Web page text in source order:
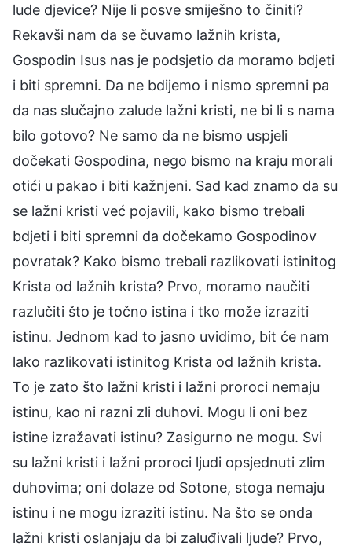
lude djevice? Nije li posve smiješno to činiti?
Rekavši nam da se čuvamo lažnih krista,
Gospodin Isus nas je podsjetio da moramo bdjeti
i biti spremni. Da ne bdijemo i nismo spremni pa
da nas slučajno zalude lažni kristi, ne bi li s nama
bilo gotovo? Ne samo da ne bismo uspjeli
dočekati Gospodina, nego bismo na kraju morali
otići u pakao i biti kažnjeni. Sad kad znamo da su
se lažni kristi već pojavili, kako bismo trebali
bdjeti i biti spremni da dočekamo Gospodinov
povratak? Kako bismo trebali razlikovati istinitog
Krista od lažnih krista? Prvo, moramo naučiti
razlučiti što je točno istina i tko može izraziti
istinu. Jednom kad to jasno uvidimo, bit će nam
lako razlikovati istinitog Krista od lažnih krista.
To je zato što lažni kristi i lažni proroci nemaju
istinu, kao ni razni zli duhovi. Mogu li oni bez
istine izražavati istinu? Zasigurno ne mogu. Svi
su lažni kristi i lažni proroci ljudi opsjednuti zlim
duhovima; oni dolaze od Sotone, stoga nemaju
istinu i ne mogu izraziti istinu. Na što se onda
lažni kristi oslanjaju da bi zaluđivali ljude? Prvo,